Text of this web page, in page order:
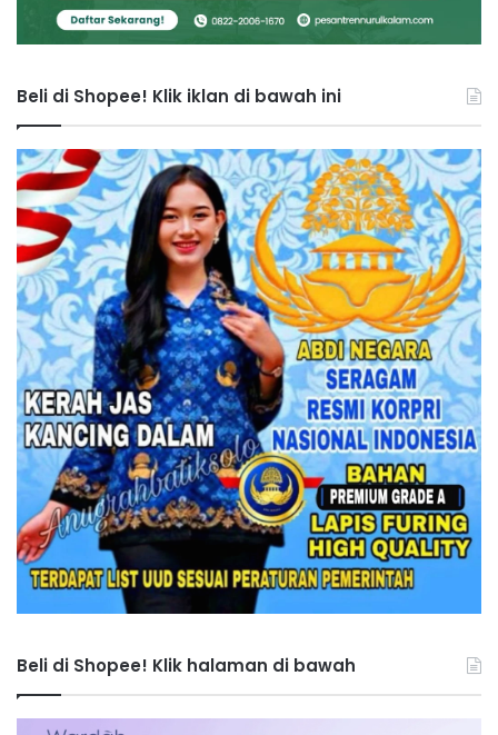
Beli di Shopee! Klik iklan di bawah ini
Beli di Shopee! Klik halaman di bawah